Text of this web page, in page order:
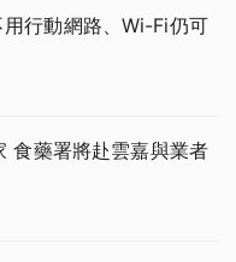
行動網路、Wi-Fi仍可
食藥署將赴雲嘉與業者